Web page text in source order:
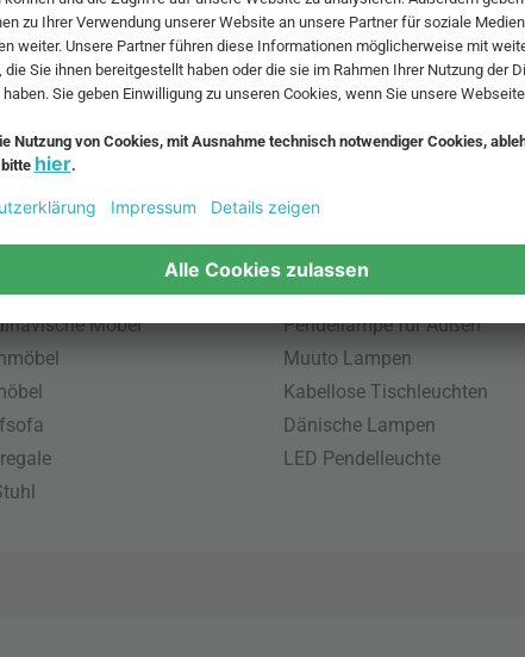
und zzgl.
Möbel
Beliebte Leuchten
Pendellampe für Außen
Muuto Lampen
Kabellose Tischleuchten
Dänische Lampen
LED Pendelleuchte